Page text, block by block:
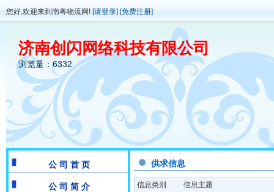
您好,欢迎来到南粤物流网! [请登录] [免费注册]
济南创闪网络科技有限公司
浏览量：6332
公 司 首 页
公 司 简 介
供求信息
信息类别
信息主题